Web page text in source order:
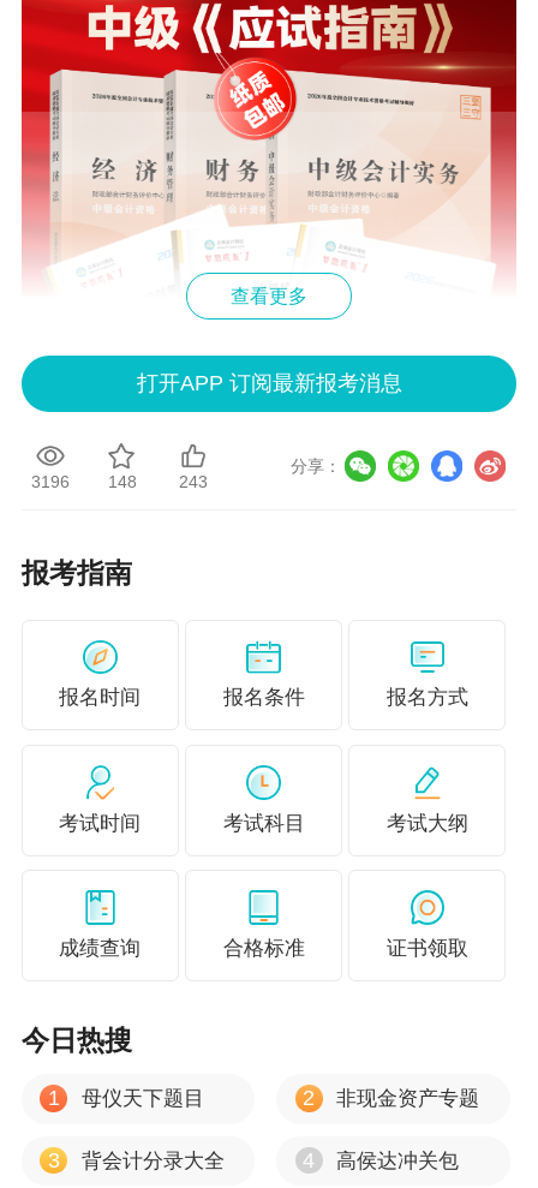
奖品抢先看：中级官方纸质教材
中级备考标配
查看更多
打开APP 订阅最新报考消息
3196 148 243
分享：
报考指南
报名时间 报名条件 报名方式
考试时间 考试科目 考试大纲
成绩查询 合格标准 证书领取
今日热搜
1 母仪天下题目 2 非现金资产专题
3 背会计分录大全 4 高侯达冲关包